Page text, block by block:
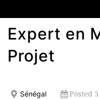
Expert en
Projet
Sénégal
Posted